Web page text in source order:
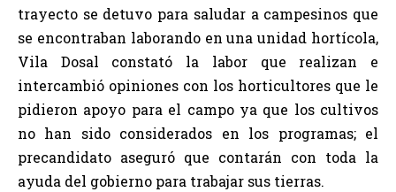
trayecto se detuvo para saludar a campesinos que
se encontraban laborando en una unidad hortícola,
Vila Dosal constató la labor que realizan e
intercambió opiniones con los horticultores que le
pidieron apoyo para el campo ya que los cultivos
no han sido considerados en los programas; el
precandidato aseguró que contarán con toda la
ayuda del gobierno para trabajar sus tierras.